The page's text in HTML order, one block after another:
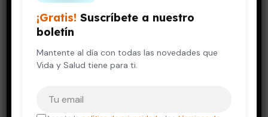
Que el uso de la computadora
no enferme a tus niños
30 de mayo, 2019 4 min de lectura
¡Gratis! Suscríbete a nuestro
boletín
Mantente al día con todas las novedades que
Vida y Salud tiene para ti.